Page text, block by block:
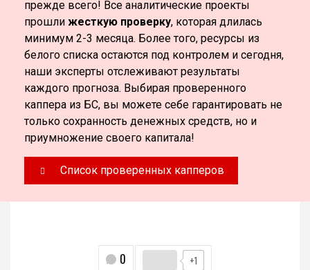
прежде всего! Все аналитические проекты
прошли жесткую проверку, которая длилась
минимум 2-3 месяца. Более того, ресурсы из
белого списка остаются под контролем и сегодня,
наши эксперты отслеживают результаты
каждого прогноза. Выбирая проверенного
каппера из БС, вы можете себе гарантировать не
только сохранность денежных средств, но и
приумножение своего капитала!
Список проверенных капперов
0 +1